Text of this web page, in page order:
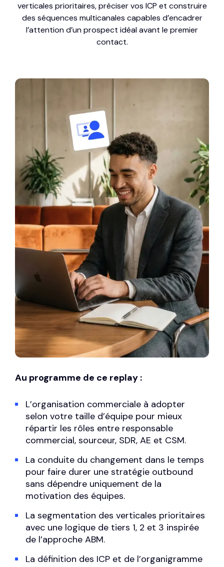
verticales prioritaires, préciser vos ICP et construire
des séquences multicanales capables d’encadrer
l’attention d’un prospect idéal avant le premier
contact.
Au programme de ce replay :
L’organisation commerciale à adopter
selon votre taille d’équipe pour mieux
répartir les rôles entre responsable
commercial, sourceur, SDR, AE et CSM.
La conduite du changement dans le temps
pour faire durer une stratégie outbound
sans dépendre uniquement de la
motivation des équipes.
La segmentation des verticales prioritaires
avec une logique de tiers 1, 2 et 3 inspirée
de l’approche ABM.
La définition des ICP et de l’organigramme